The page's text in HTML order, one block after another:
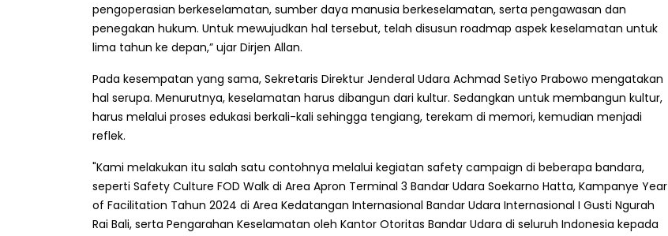
pengoperasian berkeselamatan, sumber daya manusia berkeselamatan, serta pengawasan dan
penegakan hukum. Untuk mewujudkan hal tersebut, telah disusun roadmap aspek keselamatan untuk
lima tahun ke depan,” ujar Dirjen Allan.
Pada kesempatan yang sama, Sekretaris Direktur Jenderal Udara Achmad Setiyo Prabowo mengatakan
hal serupa. Menurutnya, keselamatan harus dibangun dari kultur. Sedangkan untuk membangun kultur,
harus melalui proses edukasi berkali-kali sehingga tengiang, terekam di memori, kemudian menjadi
reflek.
"Kami melakukan itu salah satu contohnya melalui kegiatan safety campaign di beberapa bandara,
seperti Safety Culture FOD Walk di Area Apron Terminal 3 Bandar Udara Soekarno Hatta, Kampanye Year
of Facilitation Tahun 2024 di Area Kedatangan Internasional Bandar Udara Internasional I Gusti Ngurah
Rai Bali, serta Pengarahan Keselamatan oleh Kantor Otoritas Bandar Udara di seluruh Indonesia kepada